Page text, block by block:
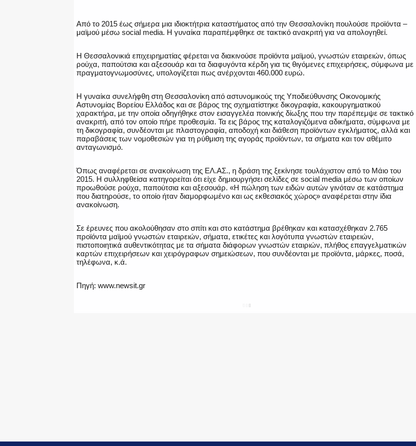
Από το 2015 έως σήμερα μια ιδιοκτήτρια καταστήματος από την Θεσσαλονίκη πουλούσε προϊόντα –
μαϊμού μέσω social media. Η γυναίκα παραπέμφθηκε σε τακτικό ανακριτή για να απολογηθεί.
Η Θεσσαλονικιά επιχειρηματίας φέρεται να διακινούσε προϊόντα μαϊμού, γνωστών εταιρειών, όπως
ρούχα, παπούτσια και αξεσουάρ και τα διαφυγόντα κέρδη για τις θιγόμενες επιχειρήσεις, σύμφωνα με
πραγματογνωμοσύνες, υπολογίζεται πως ανέρχονται 460.000 ευρώ.
Η γυναίκα συνελήφθη στη Θεσσαλονίκη από αστυνομικούς της Υποδιεύθυνσης Οικονομικής
Αστυνομίας Βορείου Ελλάδος και σε βάρος της σχηματίστηκε δικογραφία, κακουργηματικού
χαρακτήρα, με την οποία οδηγήθηκε στον εισαγγελέα ποινικής δίωξης που την παρέπεμψε σε τακτικό
ανακριτή, από τον οποίο πήρε προθεσμία. Τα εις βάρος της καταλογιζόμενα αδικήματα, σύμφωνα με
τη δικογραφία, συνδέονται με πλαστογραφία, αποδοχή και διάθεση προϊόντων εγκλήματος, αλλά και
παραβάσεις των νομοθεσιών για τη ρύθμιση της αγοράς προϊόντων, τα σήματα και τον αθέμιτο
ανταγωνισμό.
Όπως αναφέρεται σε ανακοίνωση της ΕΛ.ΑΣ., η δράση της ξεκίνησε τουλάχιστον από το Μάιο του
2015. Η συλληφθείσα κατηγορείται ότι είχε δημιουργήσει σελίδες σε social media μέσω των οποίων
προωθούσε ρούχα, παπούτσια και αξεσουάρ. «Η πώληση των ειδών αυτών γινόταν σε κατάστημα
που διατηρούσε, το οποίο ήταν διαμορφωμένο και ως εκθεσιακός χώρος» αναφέρεται στην ίδια
ανακοίνωση.
Σε έρευνες που ακολούθησαν στο σπίτι και στο κατάστημα βρέθηκαν και κατασχέθηκαν 2.765
προϊόντα μαϊμού γνωστών εταιρειών, σήματα, ετικέτες και λογότυπα γνωστών εταιρειών,
πιστοποιητικά αυθεντικότητας με τα σήματα διάφορων γνωστών εταιριών, πλήθος επαγγελματικών
καρτών επιχειρήσεων και χειρόγραφων σημειώσεων, που συνδέονται με προϊόντα, μάρκες, ποσά,
τηλέφωνα, κ.ά.
Πηγή: www.newsit.gr
SHARE